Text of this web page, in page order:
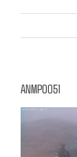
ANMP0051